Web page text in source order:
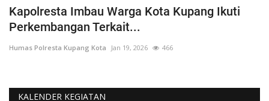
Kapolresta Imbau Warga Kota Kupang Ikuti
Perkembangan Terkait...
Humas Polresta Kupang Kota Jan 19, 2026 466
KALENDER KEGIATAN